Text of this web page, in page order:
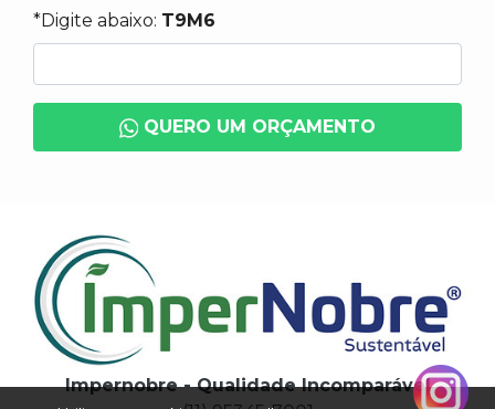
*Digite abaixo: T9M6
QUERO UM ORÇAMENTO
Impernobre - Qualidade Incomparável